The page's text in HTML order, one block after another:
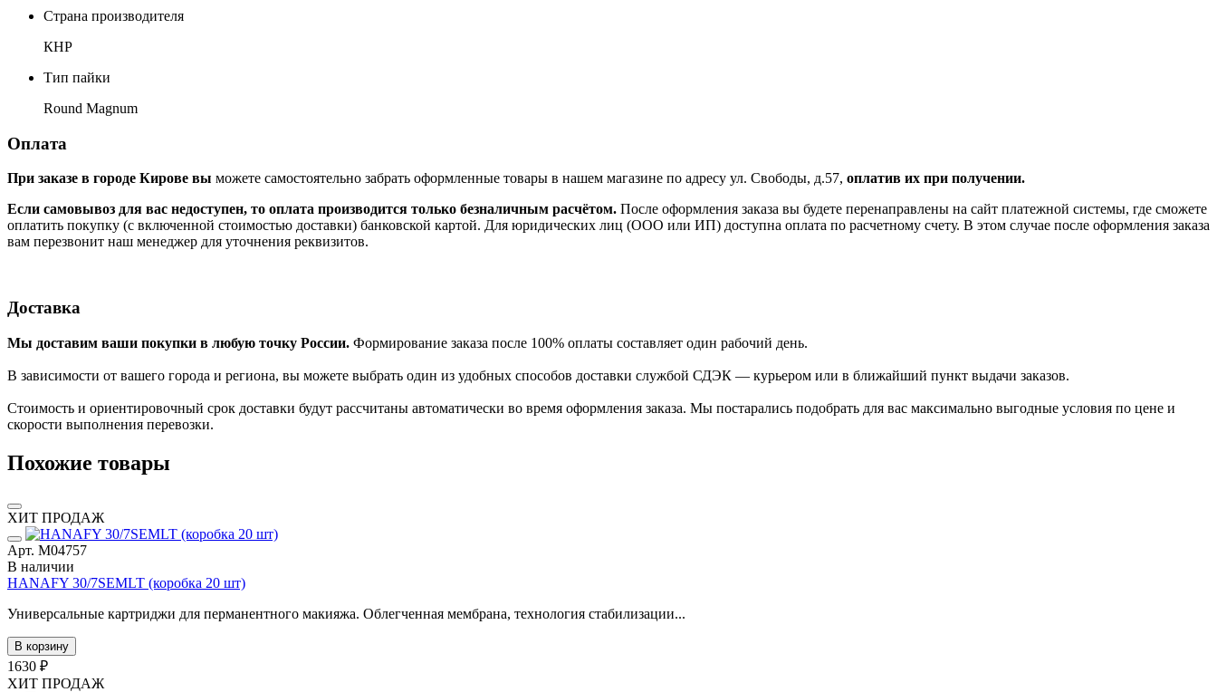
Страна производителя
КНР
Тип пайки
Round Magnum
Оплата
При заказе в городе Кирове вы можете самостоятельно забрать оформленные товары в нашем магазине по адресу ул. Свободы, д.57, оплатив их при получении.
Если самовывоз для вас недоступен, то оплата производится только безналичным расчётом. После оформления заказа вы будете перенаправлены на сайт платежной системы, где сможете
оплатить покупку (с включенной стоимостью доставки) банковской картой. Для юридических лиц (ООО или ИП) доступна оплата по расчетному счету. В этом случае после оформления заказа
вам перезвонит наш менеджер для уточнения реквизитов.
Доставка
Мы доставим ваши покупки в любую точку России. Формирование заказа после 100% оплаты составляет один рабочий день.
В зависимости от вашего города и региона, вы можете выбрать один из удобных способов доставки службой СДЭК — курьером или в ближайший пункт выдачи заказов.
Стоимость и ориентировочный срок доставки будут рассчитаны автоматически во время оформления заказа. Мы постарались подобрать для вас максимально выгодные условия по цене и
скорости выполнения перевозки.
Похожие товары
ХИТ ПРОДАЖ
Арт. М04757
В наличии
HANAFY 30/7SEMLT (коробка 20 шт)
Универсальные картриджи для перманентного макияжа. Облегченная мембрана, технология стабилизации...
В корзину
1630 ₽
ХИТ ПРОДАЖ